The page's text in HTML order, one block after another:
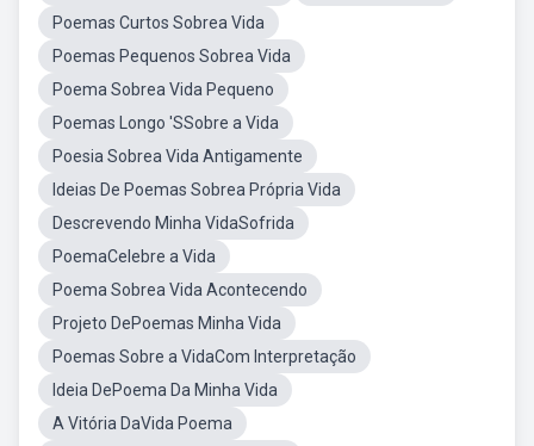
Poemas Curtos Sobrea Vida
Poemas Pequenos Sobrea Vida
Poema Sobrea Vida Pequeno
Poemas Longo 'SSobre a Vida
Poesia Sobrea Vida Antigamente
Ideias De Poemas Sobrea Própria Vida
Descrevendo Minha VidaSofrida
PoemaCelebre a Vida
Poema Sobrea Vida Acontecendo
Projeto DePoemas Minha Vida
Poemas Sobre a VidaCom Interpretação
Ideia DePoema Da Minha Vida
A Vitória DaVida Poema